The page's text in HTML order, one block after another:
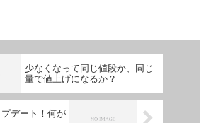
少なくなって同じ値段か、同じ
量で値上げになるか？
デート！何が